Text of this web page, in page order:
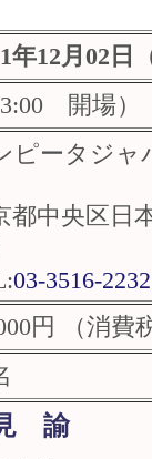
年12月02日
開場
ピータジャ
都中央区日
03-3516-2232
円 （消費
諭